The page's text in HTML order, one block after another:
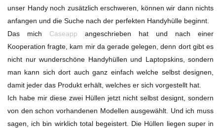
unser Handy noch zusätzlich erschweren, können wir dann nichts
anfangen und die Suche nach der perfekten Handyhülle beginnt.
Das mich Caseapp angeschrieben hat und nach einer
Kooperation fragte, kam mir da gerade gelegen, denn dort gibt es
nicht nur wunderschöne Handyhüllen und Laptopskins, sondern
man kann sich dort auch ganz einfach welche selbst designen,
damit jeder das Produkt erhält, welches er sich vorgestellt hat.
Ich habe mir diese zwei Hüllen jetzt nicht selbst designt, sondern
von den schon vorhandenen Modellen ausgewählt. Und ich muss
sagen, ich bin wirklich total begeistert. Die Hüllen liegen super in